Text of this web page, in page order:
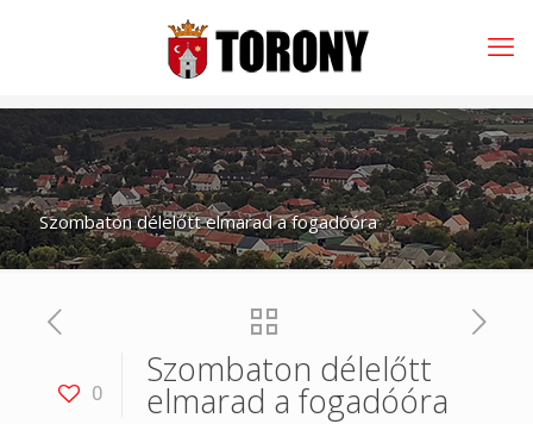
Szombaton délelőtt elmarad a fogadóóra
0
Szombaton délelőtt
elmarad a fogadóóra